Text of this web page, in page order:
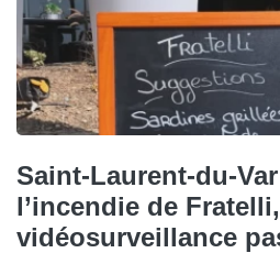
Saint-Laurent-du-
l’incendie de
vidéosurveillance